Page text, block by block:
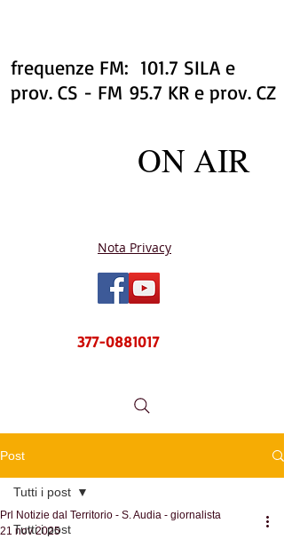
frequenze FM: 101.7 SILA e
prov. CS - FM 95.7 KR e prov. CZ
ON AIR
Nota Privacy
377-0881017
Post
Tutti i post
Tutti i post
Prl Notizie dal Territorio - S. Audia - giornalista
21 nov 2025